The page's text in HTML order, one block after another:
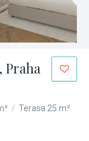
Praha
/ Terasa 25 m²